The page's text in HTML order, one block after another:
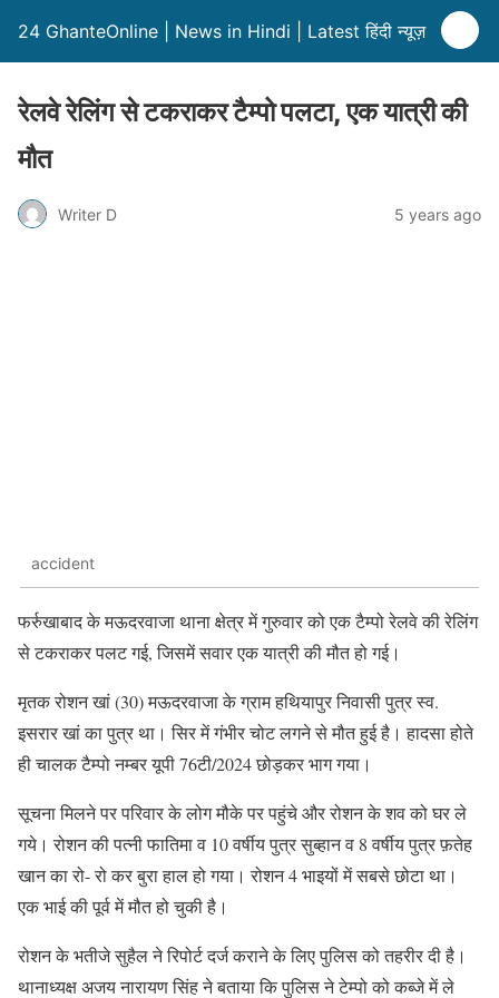
24 GhanteOnline | News in Hindi | Latest हिंदी न्यूज़
रेलवे रेलिंग से टकराकर टैम्पो पलटा, एक यात्री की
मौत
Writer D 5 years ago
accident
फर्रुखाबाद के मऊदरवाजा थाना क्षेत्र में गुरुवार को एक टैम्पो रेलवे की रेलिंग
से टकराकर पलट गई, जिसमें सवार एक यात्री की मौत हो गई।
मृतक रोशन खां (30) मऊदरवाजा के ग्राम हथियापुर निवासी पुत्र स्व.
इसरार खां का पुत्र था। सिर में गंभीर चोट लगने से मौत हुई है। हादसा होते
ही चालक टैम्पो नम्बर यूपी 76टी/2024 छोड़कर भाग गया।
सूचना मिलने पर परिवार के लोग मौके पर पहुंचे और रोशन के शव को घर ले
गये। रोशन की पत्नी फातिमा व 10 वर्षीय पुत्र सुब्हान व 8 वर्षीय पुत्र फ़तेह
खान का रो- रो कर बुरा हाल हो गया। रोशन 4 भाइयों में सबसे छोटा था।
एक भाई की पूर्व में मौत हो चुकी है।
रोशन के भतीजे सुहैल ने रिपोर्ट दर्ज कराने के लिए पुलिस को तहरीर दी है।
थानाध्यक्ष अजय नारायण सिंह ने बताया कि पुलिस ने टेम्पो को कब्जे में ले